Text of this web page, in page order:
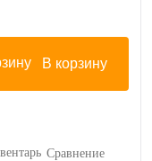
В корзину
Сравнение